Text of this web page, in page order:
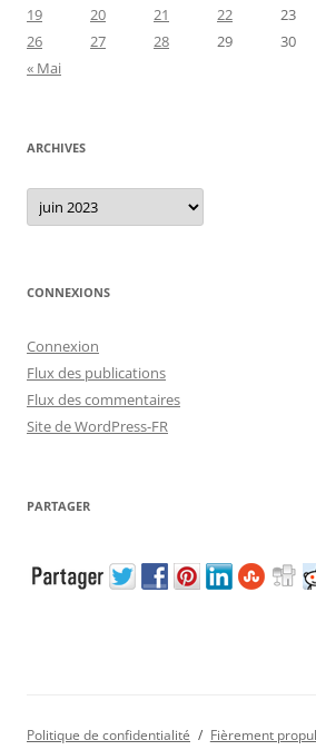
19
20 21 22 23
26
27 28 29
30
« Mai
ARCHIVES
Archives
CONNEXIONS
Connexion
Flux des publications
Flux des commentaires
Site de WordPress-FR
PARTAGER
Politique de confidentialité Fièrement